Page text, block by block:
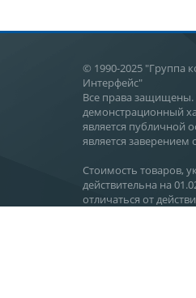
© 1990-2025 "Группа
Интерфейс"
Все права
демонстрационный
является публичной
является заверением
Стоимость товаров,
действительна на
отличаться от